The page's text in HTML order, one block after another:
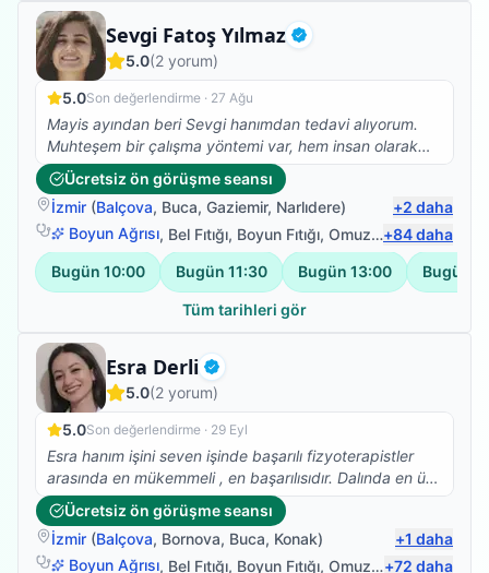
Sevgi Fatoş Yılmaz Doğrulanmış
Fizyoterapist
5.0(2 yorum)
5.0Son değerlendirme · 27 Ağu
Mayis ayından beri Sevgi hanımdan tedavi alıyorum.
Muhteşem bir çalışma yöntemi var, hem insan olarak
hemde profesyonel olarak çok taktir ediyorum. Ve
kesinlikle fizik tedavi, Kuru iğne, eksersiz ihtiyacı olan
herkese tavsiye ediyorum.
Ücretsiz ön görüşme seansı
İzmir (Balçova, Buca, Gaziemir, Narlıdere) +2 daha
Boyun Ağrısı, Bel Fıtığı, Boyun Fıtığı, Omuz Bağ Yaralanması +84daha
Bugün 10:00 Bugün 11:30 Bugün 13:00 Bugün
Tüm tarihleri gör
Esra Derli Doğrulanmış
Fizyoterapist
5.0(2 yorum)
5.0Son değerlendirme · 29 Eyl
Esra hanım işini seven işinde başarılı fizyoterapistler
arasında en mükemmeli , en başarılısıdır. Dalında en üst
mevkilerde en kısa zamanda olacağına eminim esra
hanmla çalışmak isteyenlere tavsiye ederim biz çok
memnun kaldık memnun kalacağınıza eminim .
Ücretsiz ön görüşme seansı
İzmir (Balçova, Bornova, Buca, Konak) +1 daha
Boyun Ağrısı, Bel Fıtığı, Boyun Fıtığı, Omuz Bağ Yaralanması +72 daha